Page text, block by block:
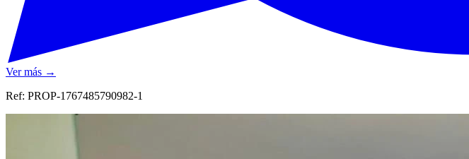
Ver más →
Ref: PROP-1767485790982-1